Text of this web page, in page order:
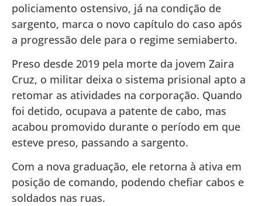
policiamento ostensivo, já na condição de
sargento, marca o novo capítulo do caso após
a progressão dele para o regime semiaberto.
Preso desde 2019 pela morte da jovem Zaira
Cruz, o militar deixa o sistema prisional apto a
retomar as atividades na corporação. Quando
foi detido, ocupava a patente de cabo, mas
acabou promovido durante o período em que
esteve preso, passando a sargento.
Com a nova graduação, ele retorna à ativa em
posição de comando, podendo chefiar cabos e
soldados nas ruas.